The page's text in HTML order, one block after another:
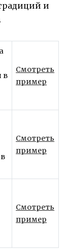
и
в
Смотреть
пример
Смотреть
пример
Смотреть
пример